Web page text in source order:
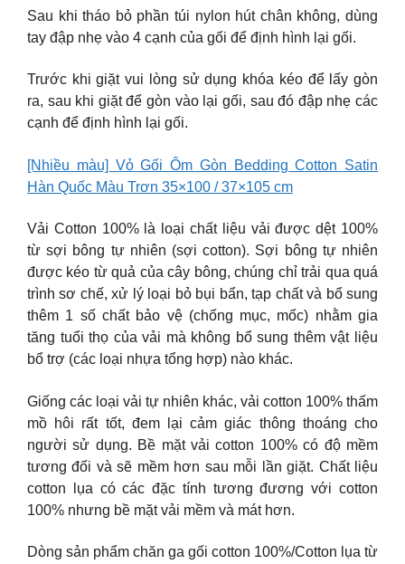
Sau khi tháo bỏ phần túi nylon hút chân không, dùng
tay đập nhẹ vào 4 cạnh của gối để định hình lại gối.
Trước khi giặt vui lòng sử dụng khóa kéo để lấy gòn
ra, sau khi giặt để gòn vào lại gối, sau đó đập nhẹ các
cạnh để định hình lại gối.
[Nhiều màu] Vỏ Gối Ôm Gòn Bedding Cotton Satin
Hàn Quốc Màu Trơn 35×100 / 37×105 cm
Vải Cotton 100% là loại chất liệu vải được dệt 100%
từ sợi bông tự nhiên (sợi cotton). Sợi bông tự nhiên
được kéo từ quả của cây bông, chúng chỉ trải qua quá
trình sơ chế, xử lý loại bỏ bụi bẩn, tạp chất và bổ sung
thêm 1 số chất bảo vệ (chống mục, mốc) nhằm gia
tăng tuổi thọ của vải mà không bổ sung thêm vật liệu
bổ trợ (các loại nhựa tổng hợp) nào khác.
Giống các loại vải tự nhiên khác, vải cotton 100% thấm
mồ hôi rất tốt, đem lại cảm giác thông thoáng cho
người sử dụng. Bề mặt vải cotton 100% có độ mềm
tương đối và sẽ mềm hơn sau mỗi lần giặt. Chất liệu
cotton lụa có các đặc tính tương đương với cotton
100% nhưng bề mặt vải mềm và mát hơn.
Dòng sản phẩm chăn ga gối cotton 100%/Cotton lụa từ